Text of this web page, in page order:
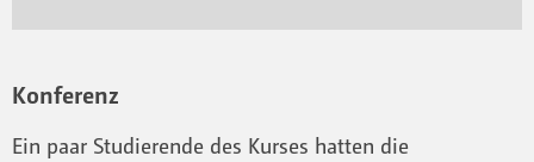
Konferenz
Ein paar Studierende des Kurses hatten die